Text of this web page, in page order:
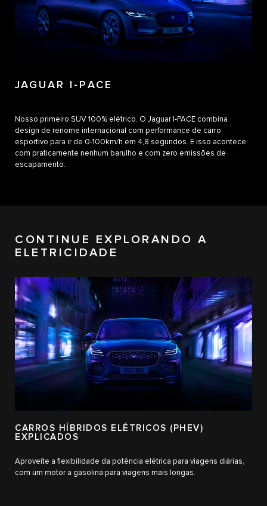
JAGUAR I-PACE
Nosso primeiro SUV 100% elétrico. O Jaguar I-PACE combina
design de renome internacional com performance de carro
esportivo para ir de 0-100km/h em 4,8 segundos. E isso acontece
com praticamente nenhum barulho e com zero emissões de
escapamento.
CONTINUE EXPLORANDO A
ELETRICIDADE
CARROS HÍBRIDOS ELÉTRICOS (PHEV)
EXPLICADOS
Aproveite a flexibilidade da potência elétrica para viagens diárias,
com um motor a gasolina para viagens mais longas.